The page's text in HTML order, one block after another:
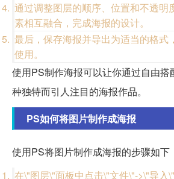
通过调整图层的顺序、位置和不透明
素相互融合，完成海报的设计。
最后，保存海报并导出为适当的格式
使用。
使用PS制作海报可以让你通过自由搭
种独特而引人注目的海报作品。
PS如何将图片制作成海报
使用PS将图片制作成海报的步骤如下
在\"图层\"面板中点击\"文件\"->\"导入